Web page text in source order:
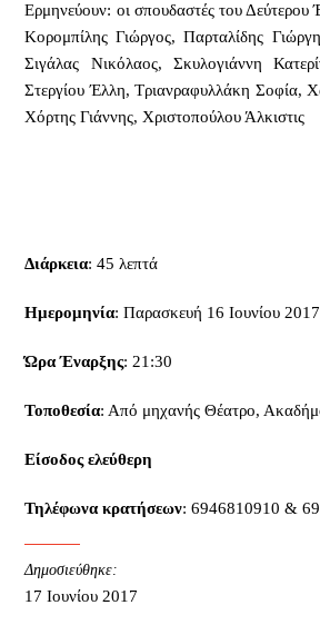
Ερμηνεύουν: οι σπουδαστές του
Κορομπίλης Γιώργος, Παρταλίδης
Σιγάλας Νικόλαος, Σκυλογιάννη
Στεργίου Έλλη, Τριανραφυλλάκη Σοφία,
Χόρτης Γιάννης, Χριστοπούλου Άλκιστις
Διάρκεια: 45 λεπτά
Ημερομηνία: Παρασκευή 16 Ιουνίου 2017
Ώρα Έναρξης: 21:30
Τοποθεσία: Από μηχανής Θέατρο,
Είσοδος ελεύθερη
Τηλέφωνα κρατήσεων: 6946810910 &
Δημοσιεύθηκε:
17 Ιουνίου 2017